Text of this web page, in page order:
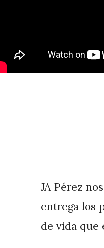
JA Pérez
entrega los
de vida que